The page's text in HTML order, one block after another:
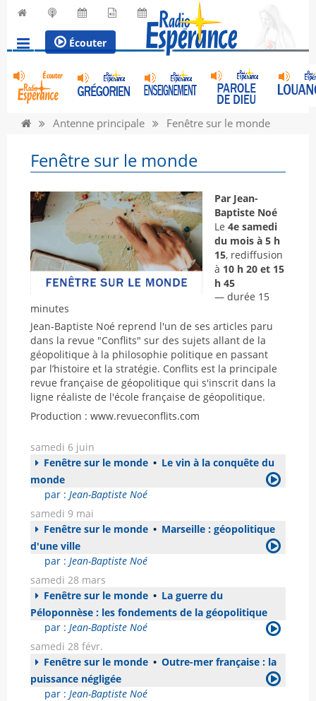
Écouter
Antenne principale Fenêtre sur le monde
Fenêtre sur le monde
Par Jean-
Baptiste Noé
Le 4e samedi
du mois à 5 h
15, rediffusion
à 10 h 20 et 15
h 45
— durée 15
minutes
Jean-Baptiste Noé reprend l'un de ses articles paru
dans la revue "Conflits" sur des sujets allant de la
géopolitique à la philosophie politique en passant
par l’histoire et la stratégie. Conflits est la principale
revue française de géopolitique qui s'inscrit dans la
ligne réaliste de l'école française de géopolitique.
Production : www.revueconflits.com
samedi 6 juin
Fenêtre sur le monde • Le vin à la conquête du
monde
par : Jean-Baptiste Noé
samedi 9 mai
Fenêtre sur le monde • Marseille : géopolitique
d'une ville
par : Jean-Baptiste Noé
samedi 28 mars
Fenêtre sur le monde • La guerre du
Péloponnèse : les fondements de la géopolitique
par : Jean-Baptiste Noé
samedi 28 févr.
Fenêtre sur le monde • Outre-mer française : la
puissance négligée
par : Jean-Baptiste Noé